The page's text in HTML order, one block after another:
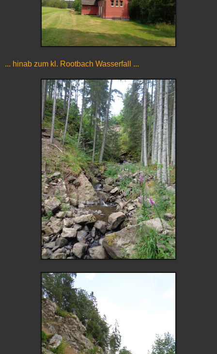
... hinab zum kl. Rootbach Wasserfall ...